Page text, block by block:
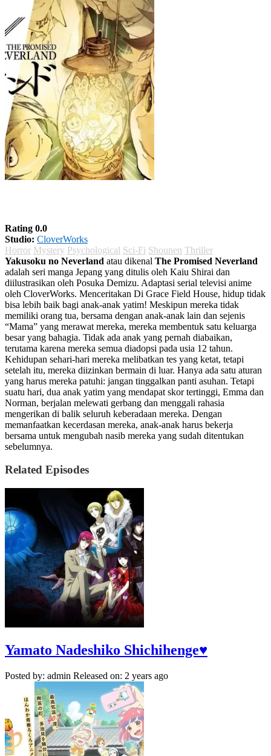
Rating 0.0
Studio: CloverWorks
Horror Mystery Psychological Sci-Fi Shounen Thriller
Yakusoku no Neverland atau dikenal The Promised Neverland
adalah seri manga Jepang yang ditulis oleh Kaiu Shirai dan
diilustrasikan oleh Posuka Demizu. Adaptasi serial televisi anime
oleh CloverWorks. Menceritakan Di Grace Field House, hidup tidak
bisa lebih baik bagi anak-anak yatim! Meskipun mereka tidak
memiliki orang tua, bersama dengan anak-anak lain dan sejenis
“Mama” yang merawat mereka, mereka membentuk satu keluarga
besar yang bahagia. Tidak ada anak yang pernah diabaikan,
terutama karena mereka semua diadopsi pada usia 12 tahun.
Kehidupan sehari-hari mereka melibatkan tes yang ketat, tetapi
setelah itu, mereka diizinkan bermain di luar. Hanya ada satu aturan
yang harus mereka patuhi: jangan tinggalkan panti asuhan. Tetapi
suatu hari, dua anak yatim yang mendapat skor tertinggi, Emma dan
Norman, berjalan melewati gerbang dan menggali rahasia
mengerikan di balik seluruh keberadaan mereka. Dengan
memanfaatkan kecerdasan mereka, anak-anak harus bekerja
bersama untuk mengubah nasib mereka yang sudah ditentukan
sebelumnya.
Related Episodes
Yamato Nadeshiko Shichihenge♥
Posted by: admin Released on: 2 years ago